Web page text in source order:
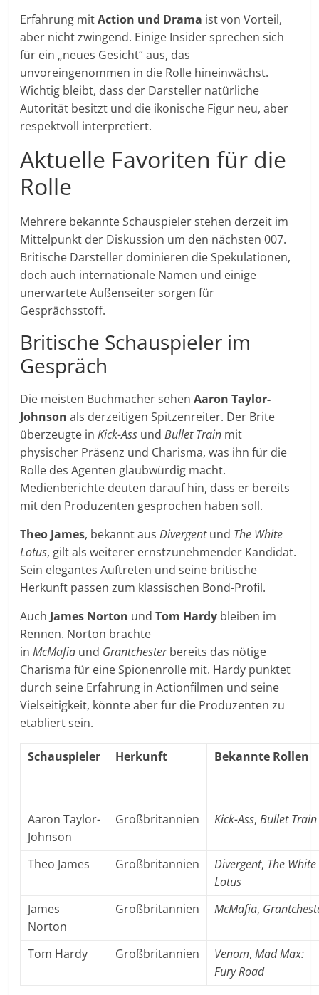
Erfahrung mitAction und Drama ist von Vorteil,
aber nicht zwingend. Einige Insider sprechen sich
für ein „neues Gesicht“ aus, das
unvoreingenommen in die Rolle hineinwächst.
Wichtig bleibt, dass der Darsteller natürliche
Autorität besitzt und die ikonische Figur neu, aber
respektvoll interpretiert.
Aktuelle Favoriten für die
Rolle
Mehrere bekannte Schauspieler stehen derzeit im
Mittelpunkt der Diskussion um den nächsten 007.
Britische Darsteller dominieren die Spekulationen,
doch auch internationale Namen und einige
unerwartete Außenseiter sorgen für
Gesprächsstoff.
Britische Schauspieler im
Gespräch
Die meisten Buchmacher sehenAaron Taylor-
Johnson als derzeitigen Spitzenreiter. Der Brite
überzeugte inKick-Ass undBullet Train mit
physischer Präsenz und Charisma, was ihn für die
Rolle des Agenten glaubwürdig macht.
Medienberichte deuten darauf hin, dass er bereits
mit den Produzenten gesprochen haben soll.
Theo James, bekannt ausDivergentund The White
Lotus, gilt als weiterer ernstzunehmender Kandidat.
Sein elegantes Auftreten und seine britische
Herkunft passen zum klassischen Bond-Profil.
Auch James Norton undTom Hardy bleiben im
Rennen. Norton brachte
inMcMafia und Grantchesterbereits das nötige
Charisma für eine Spionenrolle mit. Hardy punktet
durch seine Erfahrung in Actionfilmen und seine
Vielseitigkeit, könnte aber für die Produzenten zu
etabliert sein.
Schauspieler Herkunft Bekannte Rollen
Aaron Taylor-
Johnson
Großbritannien Kick-Ass,Bullet Train
Theo James Großbritannien Divergent, The White
Lotus
James
Norton
Großbritannien McMafia,
Tom Hardy Großbritannien Venom,Mad Max:
Fury Road